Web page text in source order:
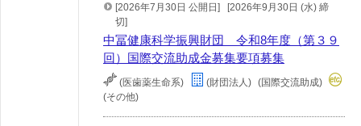
[2026年7月30日 公開日]
[2026年9月30日 (水) 締
切]
中冨健康科学振興財団 令和8年度（第３９
回）国際交流助成金募集要項募集
(医歯薬生命系) (財団法人) (国際交流助成)
(その他)